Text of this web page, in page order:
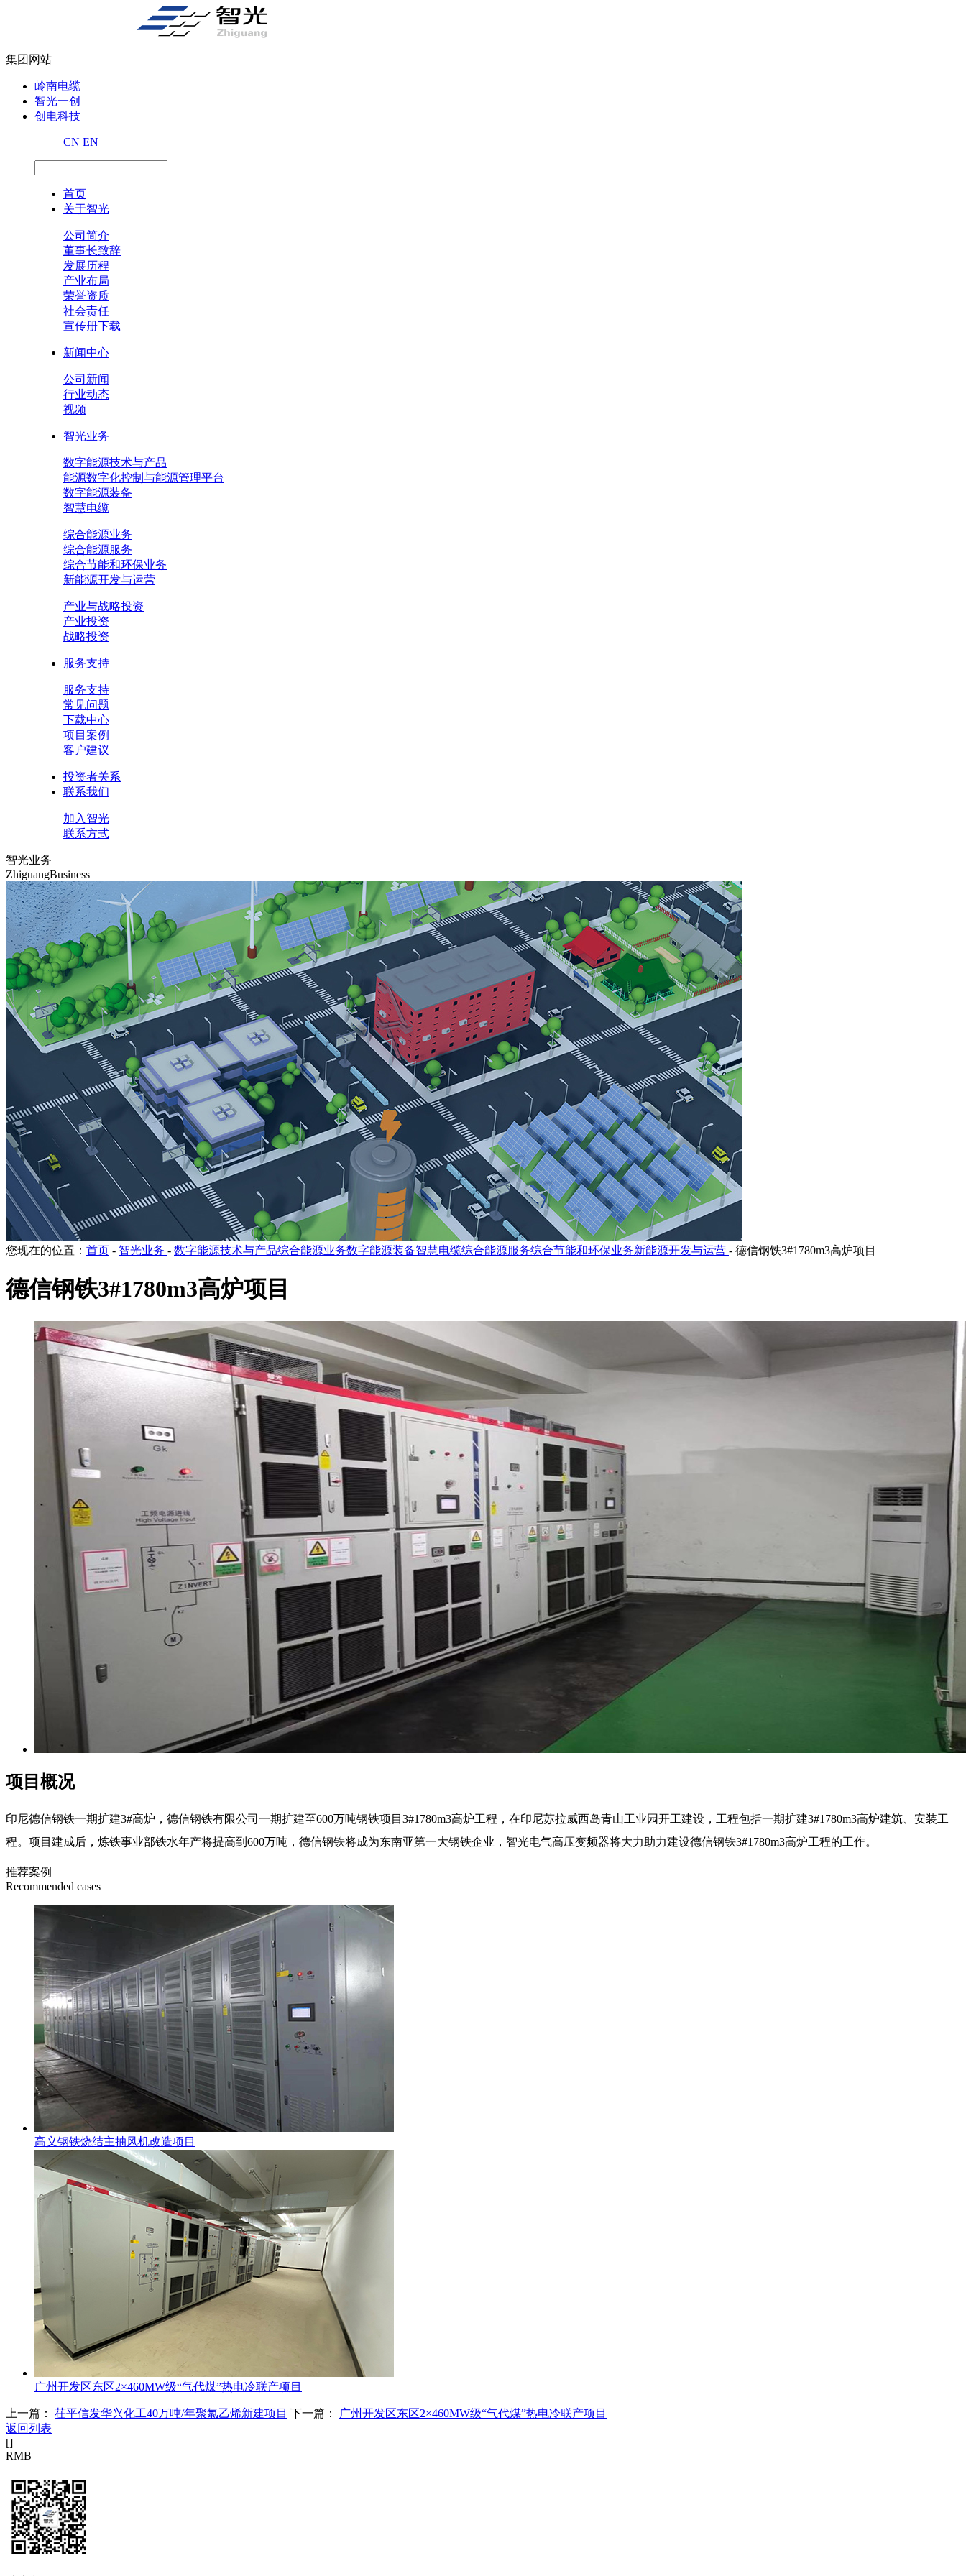
集团网站
岭南电缆
智光一创
创电科技
CN EN
首页
关于智光
公司简介
董事长致辞
发展历程
产业布局
荣誉资质
社会责任
宣传册下载
新闻中心
公司新闻
行业动态
视频
智光业务
数字能源技术与产品
能源数字化控制与能源管理平台
数字能源装备
智慧电缆
综合能源业务
综合能源服务
综合节能和环保业务
新能源开发与运营
产业与战略投资
产业投资
战略投资
服务支持
服务支持
常见问题
下载中心
项目案例
客户建议
投资者关系
联系我们
加入智光
联系方式
智光业务
ZhiguangBusiness
您现在的位置： 首页 - 智光业务 - 数字能源技术与产品综合能源业务数字能源装备智慧电缆综合能源服务综合节能和环保业务新能源开发与运营 - 德信钢铁3#1780m3高炉项目
德信钢铁3#1780m3高炉项目
项目概况
印尼德信钢铁一期扩建3#高炉，德信钢铁有限公司一期扩建至600万吨钢铁项目3#1780m3高炉工程，在印尼苏拉威西岛青山工业园开工建设，工程包括一期扩建3#1780m3高炉建筑、安装工
程。项目建成后，炼铁事业部铁水年产将提高到600万吨，德信钢铁将成为东南亚第一大钢铁企业，智光电气高压变频器将大力助力建设德信钢铁3#1780m3高炉工程的工作。
推荐案例
Recommended cases
高义钢铁烧结主抽风机改造项目
广州开发区东区2×460MW级“气代煤”热电冷联产项目
上一篇： 茌平信发华兴化工40万吨/年聚氯乙烯新建项目 下一篇：
广州开发区东区2×460MW级“气代煤”热电冷联产项目
返回列表
[]
RMB